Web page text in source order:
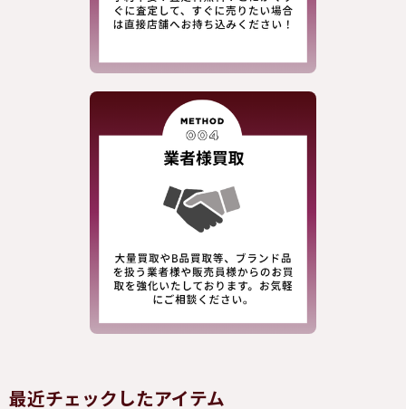
最近チェックしたアイテム